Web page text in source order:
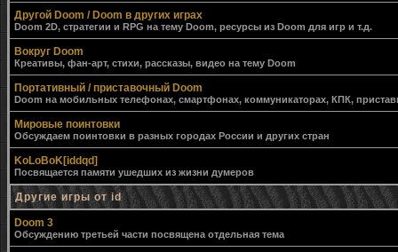
Другой Doom / Doom в других играх
Doom 2D, стратегии и RPG на тему Doom, ресурсы из Doom для игр и т.д.
Вокруг Doom
Креативы, фан-арт, стихи, рассказы, видео на тему Doom
Портативный / приставочный Doom
Doom на мобильных телефонах, смартфонах, коммуникаторах, КПК,
Мировые поинтовки
Обсуждаем поинтовки в разных городах России и других стран
KoLoBoK[iddqd]
Посвящается памяти ушедших из жизни думеров
Другие игры от id
Doom 3
Обсуждению третьей части посвящена отдельная тема